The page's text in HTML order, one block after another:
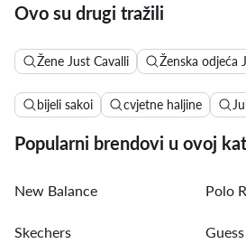
Ovo su drugi tražili
Žene Just Cavalli Ženska odjeća
bijeli sakoi cvjetne haljine
Popularni brendovi u ovoj
New Balance Polo
Skechers Guess